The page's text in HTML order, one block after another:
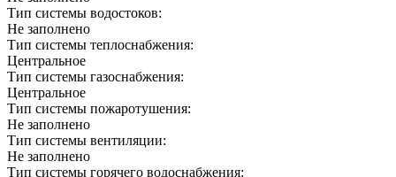
Тип системы водостоков:
Не заполнено
Тип системы теплоснабжения:
Центральное
Тип системы газоснабжения:
Центральное
Тип системы пожаротушения:
Не заполнено
Тип системы вентиляции:
Не заполнено
Тип системы горячего водоснабжения: